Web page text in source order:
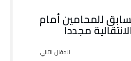
للمحامين أمام
مجددا